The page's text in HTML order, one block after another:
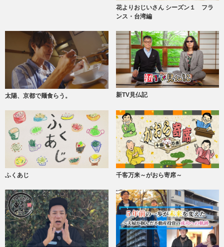
花よりおじいさん シーズン１ フラ
ンス・台湾編
太陽、京都で麺食らう。 新TV見仏記
ふくあじ 千客万来～がおら寄席～